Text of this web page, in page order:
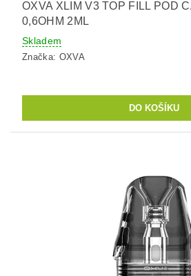
OXVA XLIM V3 TOP FILL POD
0,6OHM 2ML
Skladem
Značka: OXVA